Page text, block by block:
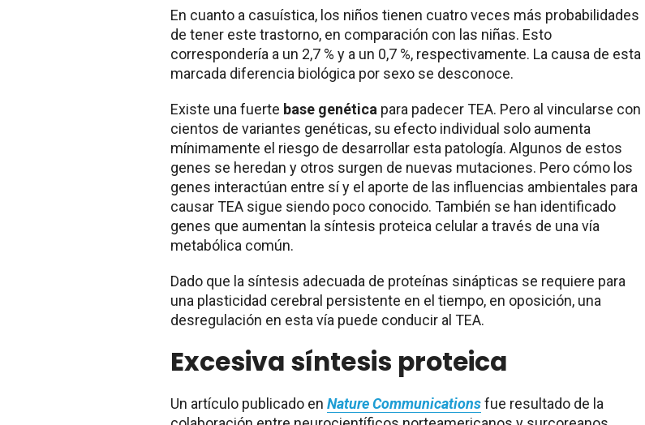
En cuanto a casuística, los niños tienen cuatro veces más probabilidades
de tener este trastorno, en comparación con las niñas. Esto
correspondería a un 2,7 % y a un 0,7 %, respectivamente. La causa de esta
marcada diferencia biológica por sexo se desconoce.
Existe una fuerte base genética para padecer TEA. Pero al vincularse con
cientos de variantes genéticas, su efecto individual solo aumenta
mínimamente el riesgo de desarrollar esta patología. Algunos de estos
genes se heredan y otros surgen de nuevas mutaciones. Pero cómo los
genes interactúan entre sí y el aporte de las influencias ambientales para
causar TEA sigue siendo poco conocido. También se han identificado
genes que aumentan la síntesis proteica celular a través de una vía
metabólica común.
Dado que la síntesis adecuada de proteínas sinápticas se requiere para
una plasticidad cerebral persistente en el tiempo, en oposición, una
desregulación en esta vía puede conducir al TEA.
Excesiva síntesis proteica
Un artículo publicado en Nature Communicationsfue resultado de la